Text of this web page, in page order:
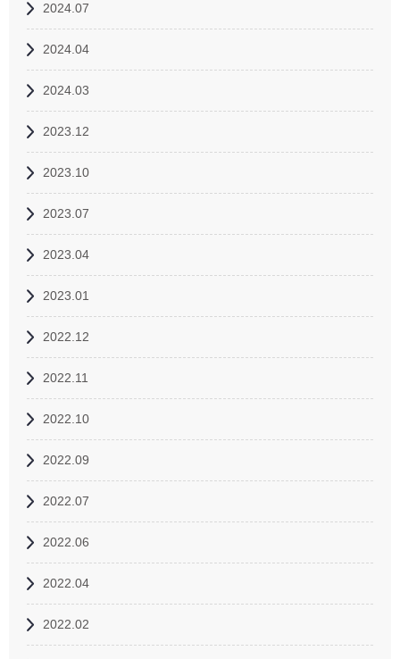
2024.07
2024.04
2024.03
2023.12
2023.10
2023.07
2023.04
2023.01
2022.12
2022.11
2022.10
2022.09
2022.07
2022.06
2022.04
2022.02